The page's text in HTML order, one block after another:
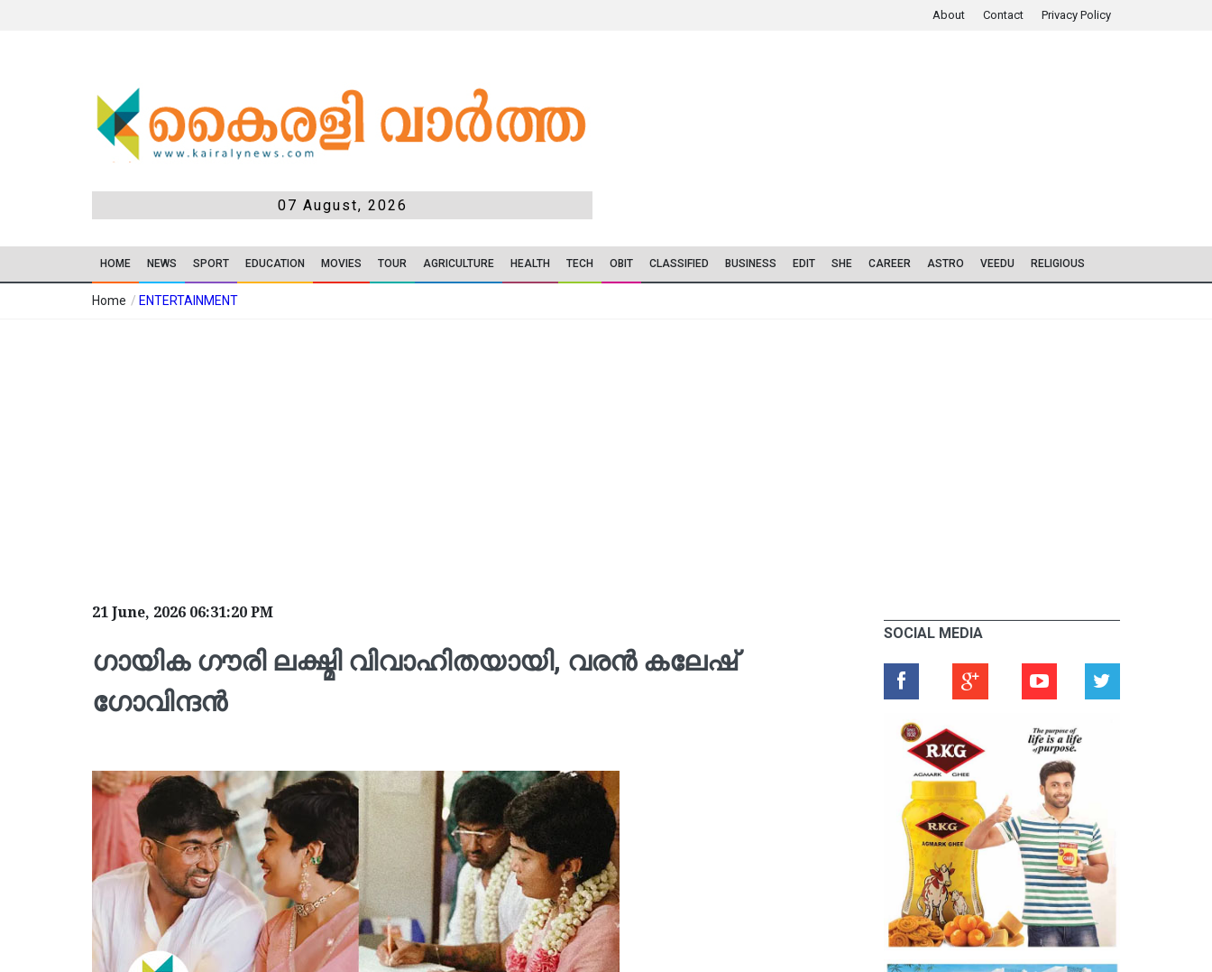
About Contact Privacy Policy
07 August, 2026
HOME NEWS SPORT EDUCATION MOVIES TOUR AGRICULTURE HEALTH TECH OBIT CLASSIFIED BUSINESS EDIT SHE CAREER ASTRO VEEDU RELIGIOUS
Home / ENTERTAINMENT
21 June, 2026 06:31:20 PM
ഗായിക ഗൗരി ലക്ഷ്മി വിവാഹിതയായി, വരൻ കലേഷ്
ഗോവിന്ദൻ
SOCIAL MEDIA